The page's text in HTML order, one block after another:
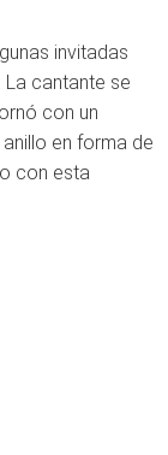
invitadas
. La cantante se
con un
en forma de
con esta